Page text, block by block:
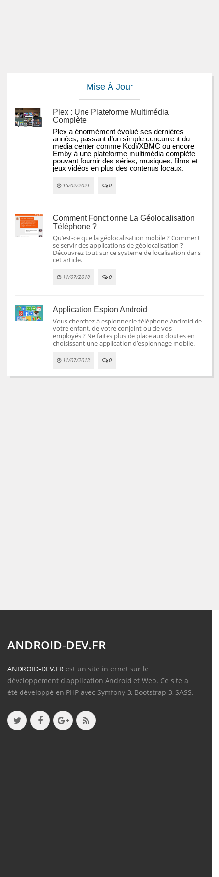
Mise À Jour
Plex : Une Plateforme Multimédia
Complète
Plex a énormément évolué ses dernières
années, passant d’un simple concurrent du
media center comme Kodi/XBMC ou encore
Emby à une plateforme multimédia complète
pouvant fournir des séries, musiques, films et
jeux vidéos en plus des contenus locaux.
15/02/2021 0
Comment Fonctionne La Géolocalisation
Téléphone ?
Qu’est-ce que la géolocalisation mobile ? Comment
se servir des applications de géolocalisation ?
Découvrez tout sur ce système de localisation dans
cet article.
11/07/2018 0
Application Espion Android
Vous cherchez à espionner le téléphone Android de
votre enfant, de votre conjoint ou de vos
employés ? Ne faites plus de place aux doutes en
choisissant une application d’espionnage mobile.
11/07/2018 0
ANDROID-DEV.FR
ANDROID-DEV.FR est un site internet sur le
développement d'application Android et Web. Ce site a
été développé en PHP avec Symfony 3, Bootstrap 3, SASS.